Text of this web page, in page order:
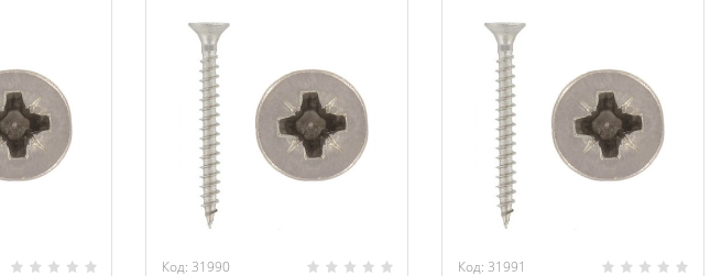
Код: 31990 Код: 31991